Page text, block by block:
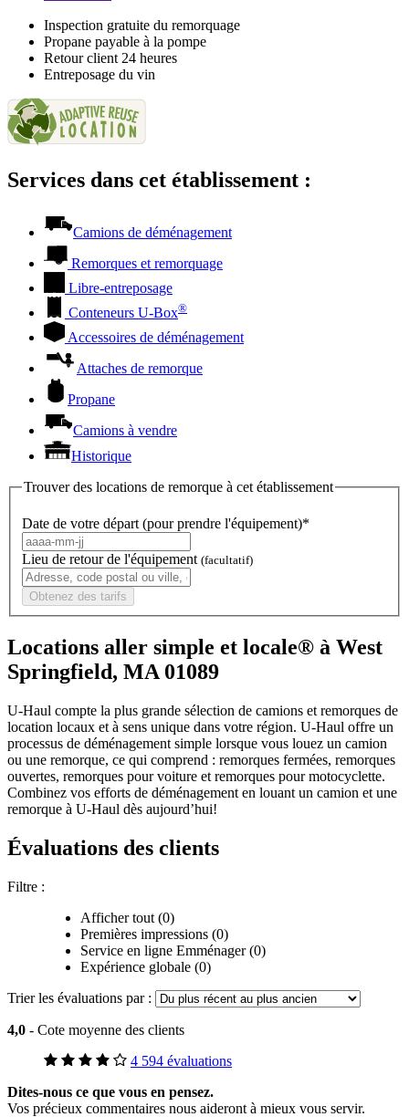
Inspection gratuite du remorquage
Propane payable à la pompe
Retour client 24 heures
Entreposage du vin
Services dans cet établissement :
Camions de déménagement
Remorques et remorquage
Libre-entreposage
Conteneurs U-Box®
Accessoires de déménagement
Attaches de remorque
Propane
Camions à vendre
Historique
Trouver des locations de remorque à cet établissement
Date de votre départ (pour prendre l'équipement)*
Lieu de retour de l'équipement (facultatif)
Obtenez des tarifs
Locations aller simple et locale® à West
Springfield, MA 01089
U-Haul compte la plus grande sélection de camions et remorques de
location locaux et à sens unique dans votre région. U-Haul offre un
processus de déménagement simple lorsque vous louez un camion
ou une remorque, ce qui comprend : remorques fermées, remorques
ouvertes, remorques pour voiture et remorques pour motocyclette.
Combinez vos efforts de déménagement en louant un camion et une
remorque à U-Haul dès aujourd’hui!
Évaluations des clients
Filtre :
Afficher tout (0)
Premières impressions (0)
Service en ligne Emménager (0)
Expérience globale (0)
Trier les évaluations par :
4,0 - Cote moyenne des clients
4 594 évaluations
Dites-nous ce que vous en pensez.
Vos précieux commentaires nous aideront à mieux vous servir.